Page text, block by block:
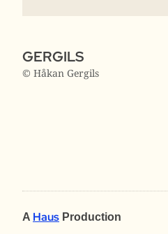
GERGILS
© Håkan Gergils
A Haus Production